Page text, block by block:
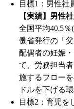
目標1：男性社
【実績】男性
全国平均40.5
働省発行の「
配偶者の妊娠
て、労務担当
施するフロー
ドルを下げる
目標2：育児を